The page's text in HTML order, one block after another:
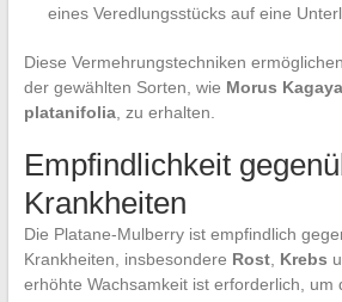
eines Veredlungsstücks auf eine
Diese Vermehrungstechniken
der gewählten Sorten, wie Morus
platanifolia, zu erhalten.
Empfindlichkeit
Krankheiten
Die Platane-Mulberry ist empfindlich
Krankheiten, insbesondere Rost, Krebs
erhöhte Wachsamkeit ist erforderlich, um